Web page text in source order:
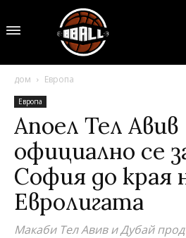
дом Европа
Европа
Апоел Тел Авив
официално се
София до края
Евролигата
Макаби Тел Авив и Дубай